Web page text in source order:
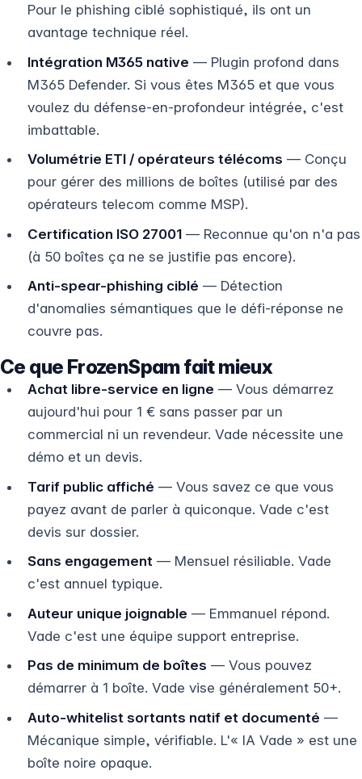
Pour le phishing ciblé sophistiqué, ils ont un
avantage technique réel.
Intégration M365 native — Plugin profond dans
M365 Defender. Si vous êtes M365 et que vous
voulez du défense-en-profondeur intégrée, c'est
imbattable.
Volumétrie ETI / opérateurs télécoms — Conçu
pour gérer des millions de boîtes (utilisé par des
opérateurs telecom comme MSP).
Certification ISO 27001 — Reconnue qu'on n'a pas
(à 50 boîtes ça ne se justifie pas encore).
Anti-spear-phishing ciblé — Détection
d'anomalies sémantiques que le défi-réponse ne
couvre pas.
Ce que FrozenSpam fait mieux
Achat libre-service en ligne — Vous démarrez
aujourd'hui pour 1 € sans passer par un
commercial ni un revendeur. Vade nécessite une
démo et un devis.
Tarif public affiché — Vous savez ce que vous
payez avant de parler à quiconque. Vade c'est
devis sur dossier.
Sans engagement — Mensuel résiliable. Vade
c'est annuel typique.
Auteur unique joignable — Emmanuel répond.
Vade c'est une équipe support entreprise.
Pas de minimum de boîtes — Vous pouvez
démarrer à 1 boîte. Vade vise généralement 50+.
Auto-whitelist sortants natif et documenté —
Mécanique simple, vérifiable. L'« IA Vade » est une
boîte noire opaque.